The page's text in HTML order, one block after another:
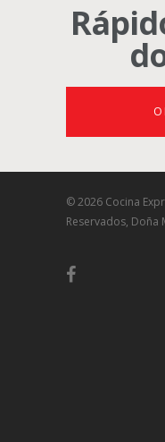
© 2026 Cocina
Reservados, Doña